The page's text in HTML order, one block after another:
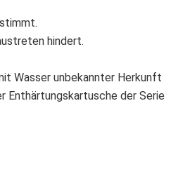
hindert.
Wasser unbekannter Herkunft
Enthärtungskartusche der Serie